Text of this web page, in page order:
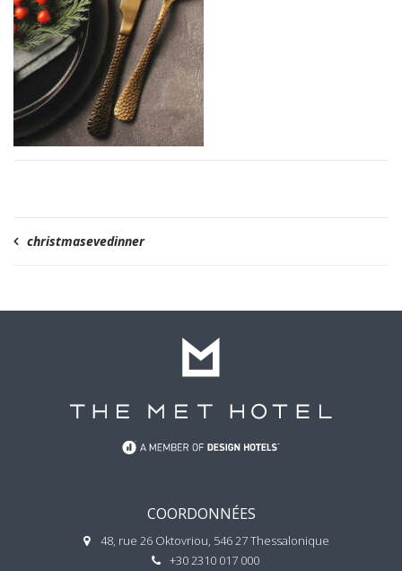
christmasevedinner
COORDONNÉES
48, rue 26 Oktovriou, 546 27 Thessalonique
+30 2310 017 000